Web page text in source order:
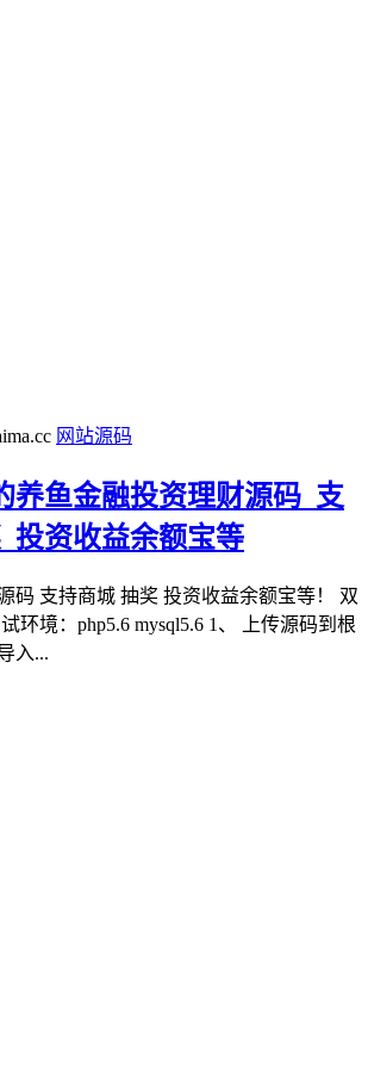
网站源码
养鱼金融投资理财源码_支
投资收益余额宝等
码 支持商城 抽奖 投资收益余额宝等！ 双
环境：php5.6 mysql5.6 1、 上传源码到根
入...